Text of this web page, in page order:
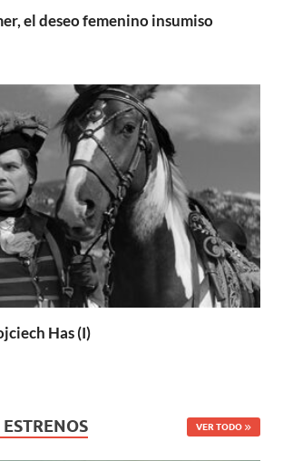
el deseo femenino insumiso
Has (I)
VER TODO